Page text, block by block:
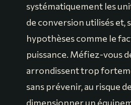
systématiquement les
de conversion utilisés et,
hypothèses comme le
puissance. Méfiez-vous
arrondissent trop
sans prévenir, au risque
dimensionner un